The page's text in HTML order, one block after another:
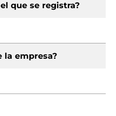
que se registra?
la empresa?